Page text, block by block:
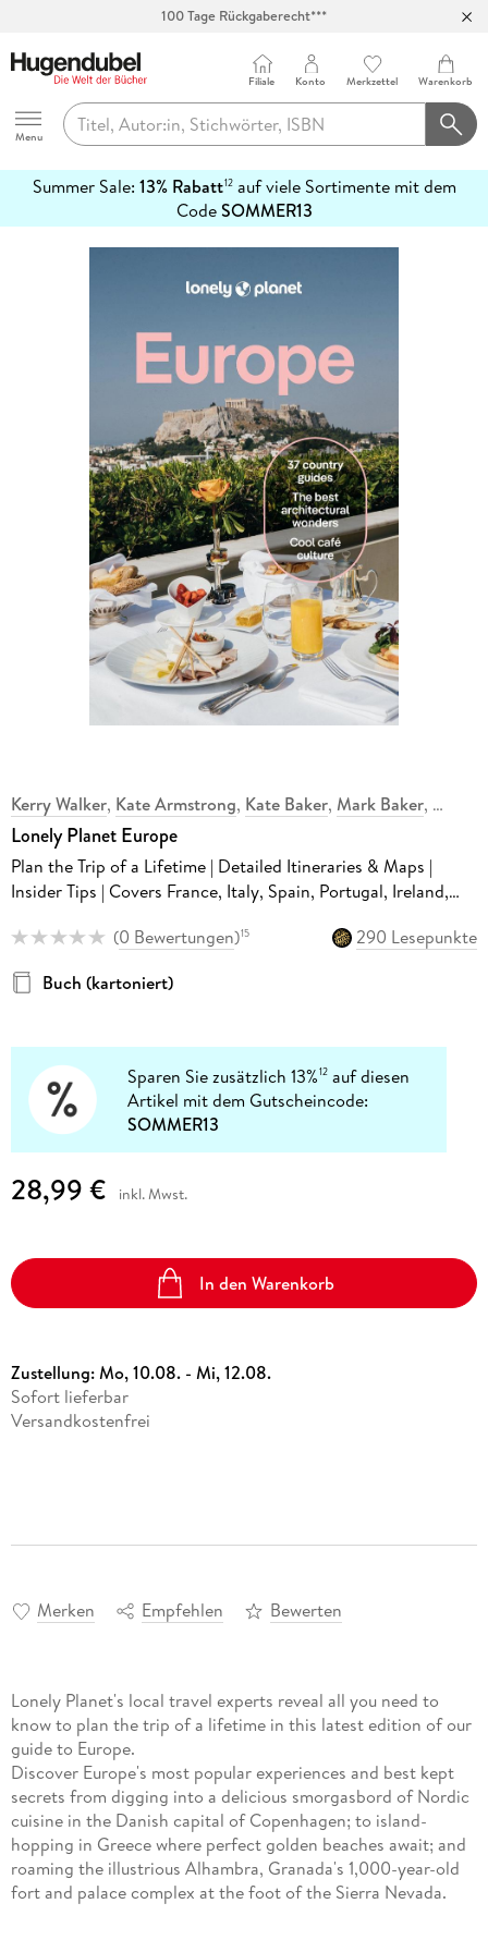
Hugendubel
Menu
Filiale Konto Merkzettel Warenkorb
Summer Sale: 13% Rabatt12auf viele Sortimente mit dem
CodeSOMMER13
erfahren
Kerry Walker, Kate Armstrong, Kate Baker, Mark Baker,
Lonely Planet Europe
Plan the Trip of a Lifetime | Detailed Itineraries & Maps |
Insider Tips | Covers France, Italy, Spain, Portugal, Ireland,
(0 Bewertungen)15
290 Lesepunkte
Buch (kartoniert)
Sparen Sie zusätzlich 13%12 auf diesen
Artikel mit dem Gutscheincode:
SOMMER13
28,99 € inkl. Mwst.
In den Warenkorb
Zustellung:Mo, 10.08. - Mi, 12.08.
Sofort lieferbar
Versandkostenfrei
Merken Empfehlen Bewerten
Lonely Planet's local travel experts reveal all you need to
know to plan the trip of a lifetime in this latest edition of our
guide to Europe.
Discover Europe's most popular experiences and best kept
secrets from digging into a delicious smorgasbord of Nordic
cuisine in the Danish capital of Copenhagen; to island-
hopping in Greece where perfect golden beaches await; and
roaming the illustrious Alhambra, Granada's 1,000-year-old
fort and palace complex at the foot of the Sierra Nevada.